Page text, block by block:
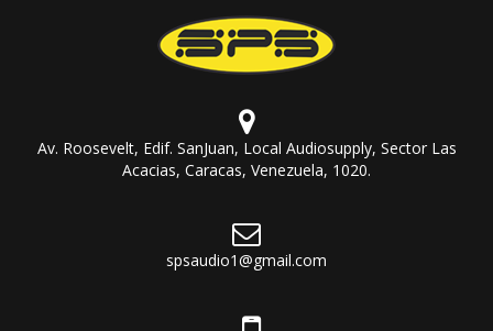
Av. Roosevelt, Edif. SanJuan, Local Audiosupply, Sector Las
Acacias, Caracas, Venezuela, 1020.
spsaudio1@gmail.com